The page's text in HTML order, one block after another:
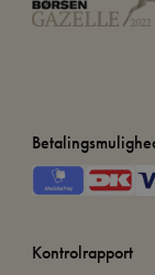
Kontrolrapport